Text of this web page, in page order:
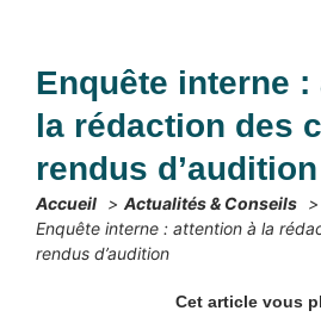
Enquête interne
la rédaction des
rendus d’audition
Accueil Actualités & Conseils
Enquête interne : attention à la
rendus d’audition
Cet article vous